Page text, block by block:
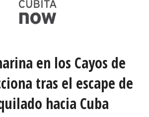
en los Cayos de
tras el escape de
hacia Cuba